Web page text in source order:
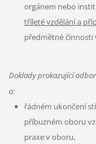
orgánem nebo
tříleté vzdělání a
předmětné činnosti
Doklady prokazující
o:
řádném ukončení
příbuzném oboru
praxe v oboru,